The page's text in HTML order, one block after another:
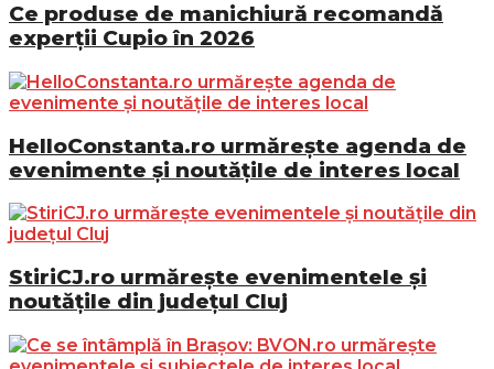
Ce produse de manichiură recomandă
experții Cupio în 2026
HelloConstanta.ro urmărește agenda de
evenimente și noutățile de interes local
StiriCJ.ro urmărește evenimentele și
noutățile din județul Cluj